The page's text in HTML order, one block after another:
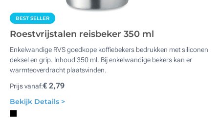
BEST SELLER
Roestvrijstalen reisbeker 350 ml
Enkelwandige RVS goedkope koffiebekers bedrukken met siliconen
deksel en grip. Inhoud 350 ml. Bij enkelwandige bekers kan er
warmteoverdracht plaatsvinden.
Prijs vanaf:€ 2,79
Bekijk Details >